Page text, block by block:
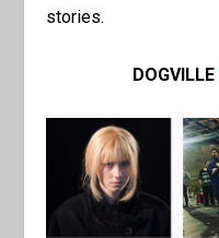
stories.
DOGVILLE